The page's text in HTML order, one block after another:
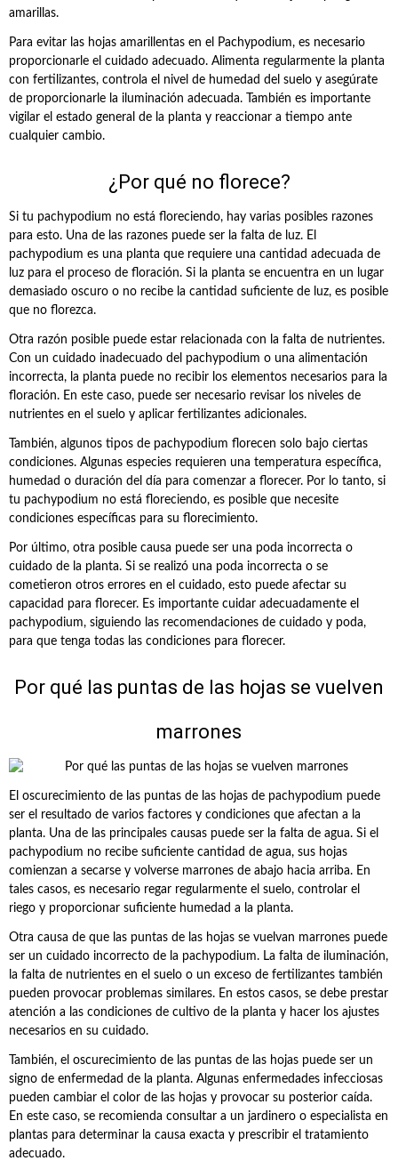
amarillas.
Para evitar las hojas amarillentas en el Pachypodium, es necesario
proporcionarle el cuidado adecuado. Alimenta regularmente la planta
con fertilizantes, controla el nivel de humedad del suelo y asegúrate
de proporcionarle la iluminación adecuada. También es importante
vigilar el estado general de la planta y reaccionar a tiempo ante
cualquier cambio.
¿Por qué no florece?
Si tu pachypodium no está floreciendo, hay varias posibles razones
para esto. Una de las razones puede ser la falta de luz. El
pachypodium es una planta que requiere una cantidad adecuada de
luz para el proceso de floración. Si la planta se encuentra en un lugar
demasiado oscuro o no recibe la cantidad suficiente de luz, es posible
que no florezca.
Otra razón posible puede estar relacionada con la falta de nutrientes.
Con un cuidado inadecuado del pachypodium o una alimentación
incorrecta, la planta puede no recibir los elementos necesarios para la
floración. En este caso, puede ser necesario revisar los niveles de
nutrientes en el suelo y aplicar fertilizantes adicionales.
También, algunos tipos de pachypodium florecen solo bajo ciertas
condiciones. Algunas especies requieren una temperatura específica,
humedad o duración del día para comenzar a florecer. Por lo tanto, si
tu pachypodium no está floreciendo, es posible que necesite
condiciones específicas para su florecimiento.
Por último, otra posible causa puede ser una poda incorrecta o
cuidado de la planta. Si se realizó una poda incorrecta o se
cometieron otros errores en el cuidado, esto puede afectar su
capacidad para florecer. Es importante cuidar adecuadamente el
pachypodium, siguiendo las recomendaciones de cuidado y poda,
para que tenga todas las condiciones para florecer.
Por qué las puntas de las hojas se vuelven
marrones
El oscurecimiento de las puntas de las hojas de pachypodium puede
ser el resultado de varios factores y condiciones que afectan a la
planta. Una de las principales causas puede ser la falta de agua. Si el
pachypodium no recibe suficiente cantidad de agua, sus hojas
comienzan a secarse y volverse marrones de abajo hacia arriba. En
tales casos, es necesario regar regularmente el suelo, controlar el
riego y proporcionar suficiente humedad a la planta.
Otra causa de que las puntas de las hojas se vuelvan marrones puede
ser un cuidado incorrecto de la pachypodium. La falta de iluminación,
la falta de nutrientes en el suelo o un exceso de fertilizantes también
pueden provocar problemas similares. En estos casos, se debe prestar
atención a las condiciones de cultivo de la planta y hacer los ajustes
necesarios en su cuidado.
También, el oscurecimiento de las puntas de las hojas puede ser un
signo de enfermedad de la planta. Algunas enfermedades infecciosas
pueden cambiar el color de las hojas y provocar su posterior caída.
En este caso, se recomienda consultar a un jardinero o especialista en
plantas para determinar la causa exacta y prescribir el tratamiento
adecuado.